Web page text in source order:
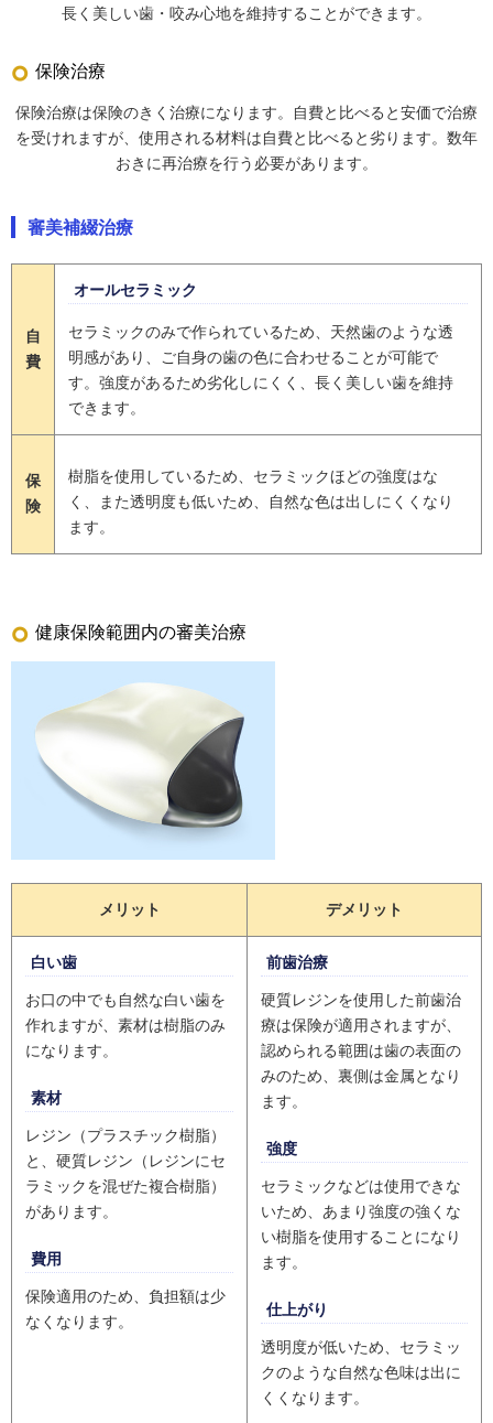
長く美しい歯・咬み心地を維持することができます。
保険治療
保険治療は保険のきく治療になります。自費と比べると安価で治療
を受けれますが、使用される材料は自費と比べると劣ります。数年
おきに再治療を行う必要があります。
審美補綴治療
自
費
オールセラミック
セラミックのみで作られているため、天然歯のような透
明感があり、ご自身の歯の色に合わせることが可能で
す。強度があるため劣化しにくく、長く美しい歯を維持
できます。
保
険
樹脂を使用しているため、セラミックほどの強度はな
く、また透明度も低いため、自然な色は出しにくくなり
ます。
健康保険範囲内の審美治療
メリット デメリット
白い歯
お口の中でも自然な白い歯を
作れますが、素材は樹脂のみ
になります。
素材
レジン（プラスチック樹脂）
と、硬質レジン（レジンにセ
ラミックを混ぜた複合樹脂）
があります。
費用
保険適用のため、負担額は少
なくなります。
前歯治療
硬質レジンを使用した前歯治
療は保険が適用されますが、
認められる範囲は歯の表面の
みのため、裏側は金属となり
ます。
強度
セラミックなどは使用できな
いため、あまり強度の強くな
い樹脂を使用することになり
ます。
仕上がり
透明度が低いため、セラミッ
クのような自然な色味は出に
くくなります。